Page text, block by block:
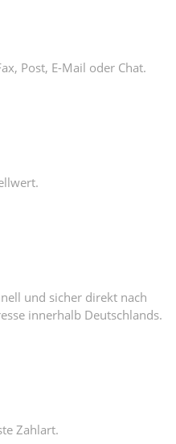
Post, E-Mail oder Chat.
und sicher direkt nach
innerhalb Deutschlands.
Zahlart.